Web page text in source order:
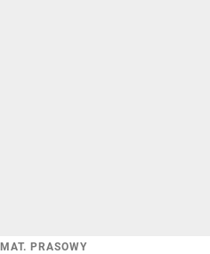
MAT. PRASOWY